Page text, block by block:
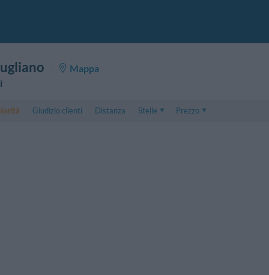
Mappa
Giudizio clienti Distanza
Stelle
Prezzo